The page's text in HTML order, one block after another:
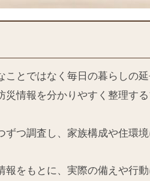
ことではなく毎日の暮らし
情報を分かりやすく整理する
つ調査し、家族構成や住環
をもとに、実際の備えや行